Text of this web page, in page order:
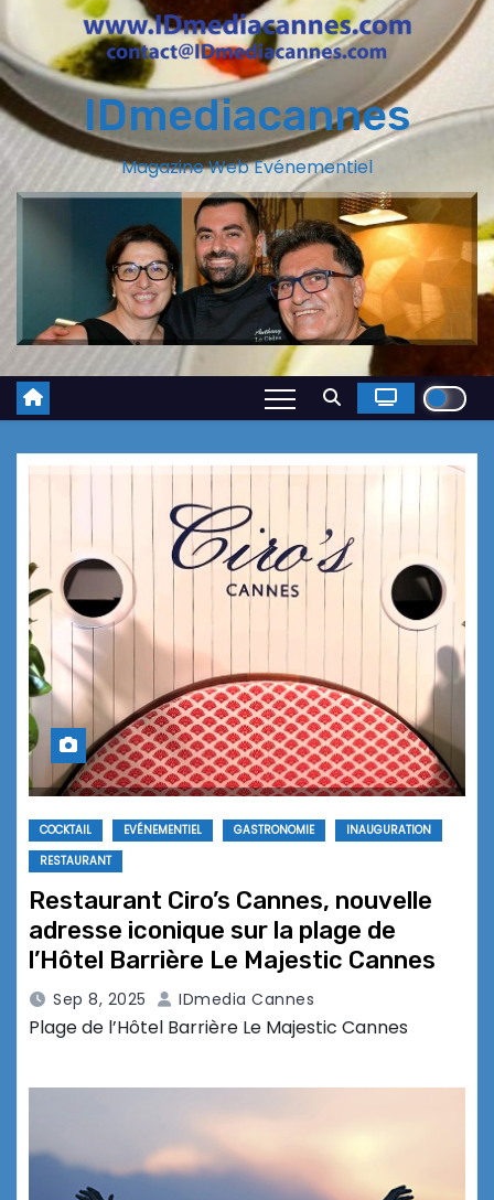
IDmediacannes
Magazine Web Evénementiel
COCKTAIL EVÉNEMENTIEL GASTRONOMIE
INAUGURATION
RESTAURANT
Restaurant Ciro’s Cannes, nouvelle
adresse iconique sur la plage de
l’Hôtel Barrière Le Majestic Cannes
Sep 8, 2025 IDmedia Cannes
Plage de l’Hôtel Barrière Le Majestic Cannes